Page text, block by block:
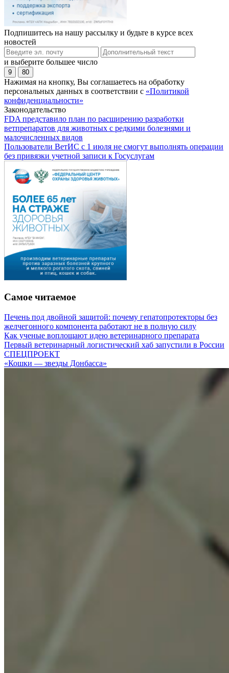
Подпишитесь на нашу рассылку и будьте в курсе всех
новостей
и выберите большее число
9 80
Нажимая на кнопку, Вы соглашаетесь на обработку
персональных данных в соответствии с «Политикой
конфиденциальности»
Законодательство
FDA представило план по расширению разработки
ветпрепаратов для животных с редкими болезнями и
малочисленных видов
Пользователи ВетИС с 1 июля не смогут выполнять операции
без привязки учетной записи к Госуслугам
Самое читаемое
Печень под двойной защитой: почему гепатопротекторы без
желчегонного компонента работают не в полную силу
Как ученые воплощают идею ветеринарного препарата
Первый ветеринарный логистический хаб запустили в России
СПЕЦПРОЕКТ
«Кошки — звезды Донбасса»